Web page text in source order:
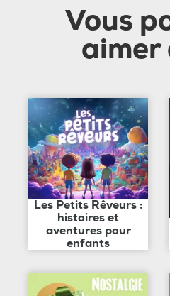
Vous
aimer
Les Petits Rêveurs :
histoires et
aventures pour
enfants